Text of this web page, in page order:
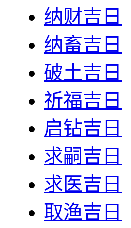
纳财吉日
纳畜吉日
破土吉日
祈福吉日
启钻吉日
求嗣吉日
求医吉日
取渔吉日